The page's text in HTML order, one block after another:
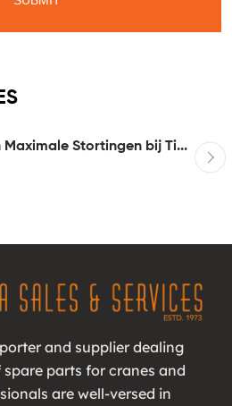
Stortingen bij Ti...
and supplier dealing
parts for cranes and
are well-versed in